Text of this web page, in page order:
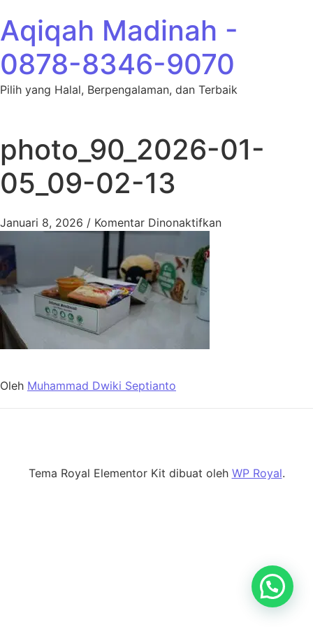
Aqiqah Madinah -
0878-8346-9070
Pilih yang Halal, Berpengalaman, dan Terbaik
photo_90_2026-01-
05_09-02-13
Januari 8, 2026 / Komentar Dinonaktifkanpada
Oleh Muhammad Dwiki Septianto
Tema Royal Elementor Kit dibuat oleh WP Royal.